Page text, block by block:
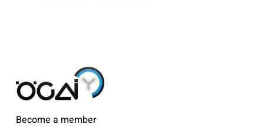
Become a member